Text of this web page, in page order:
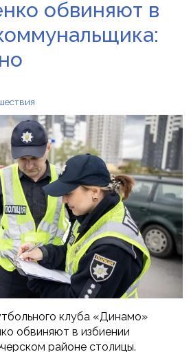
обвиняют в
клуба «Динамо»
обвиняют в избиении
районе столицы.